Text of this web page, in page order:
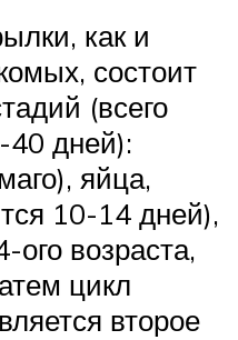
как и
состоит
(всего
40 дней):
яйца,
10-14 дней),
ого возраста,
цикл
второе